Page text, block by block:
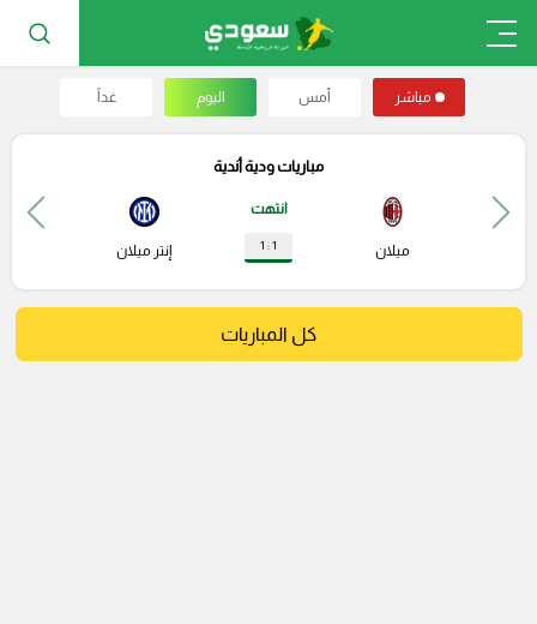
مباشر أمس اليوم غداً
مباريات ودية أندية
ميلان
انتهت
1 : 1 إنتر ميلان
كل المباريات